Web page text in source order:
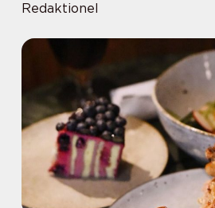
Redaktionel